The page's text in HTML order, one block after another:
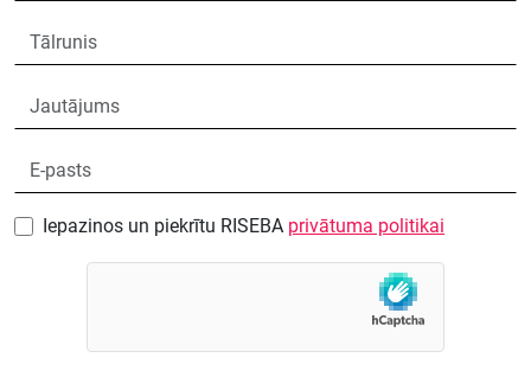
Iepazinos un piekrītu RISEBA privātuma politikai